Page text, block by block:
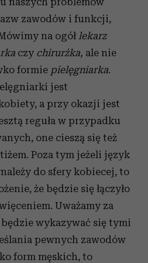
zawodów i funkcji,
na ogół lekarz
czy chirurżka, ale nie
formie pielęgniarka.
jest
a przy okazji jest
reguła w przypadku
one cieszą się też
Poza tym jeżeli język
do sfery kobiecej, to
że będzie się łączyło
Uważamy za
wykazywać się tymi
pewnych zawodów
form męskich, to